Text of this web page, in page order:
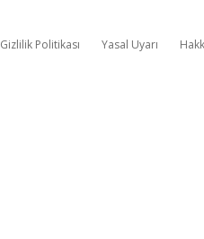
Gizlilik Politikası Yasal Uyarı